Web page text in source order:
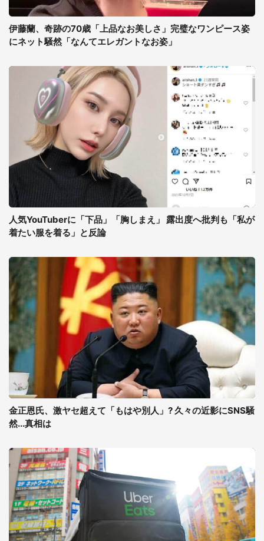
伊藤蘭、奇跡の70歳「上品なお美しさ」完璧なワンピース姿
にネット騒然「なんてエレガントなお姿」
人気YouTuberに「下品」「胸しまえ」 露出度へ批判も「私が
着たい服を着る」と反論
金正恩氏、激ヤセ超えて「もはや別人」? 久々の近影にSNS騒
然...真相は